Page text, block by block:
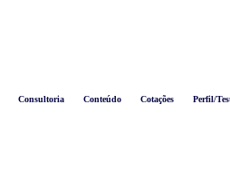
Consultoria Conteúdo Cotações Perfil/